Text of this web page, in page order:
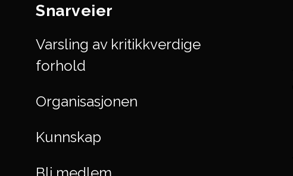
Snarveier
Varsling av kritikkverdige
forhold
Organisasjonen
Kunnskap